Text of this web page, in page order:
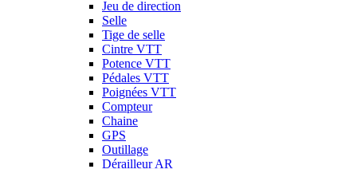
Jeu de direction
Selle
Tige de selle
Cintre VTT
Potence VTT
Pédales VTT
Poignées VTT
Compteur
Chaine
GPS
Outillage
Dérailleur AR